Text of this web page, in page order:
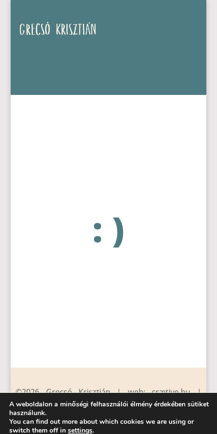
: )
©2026 Grecsó Krisztián | web: crætive.hu |
tárhely: RackForest Kft.
magvető kiadó|támogatók|impresszum
A weboldalon a minőségi felhasználói élmény érdekében sütiket
használunk.
You can find out more about which cookies we are using or
switch them off in settings.